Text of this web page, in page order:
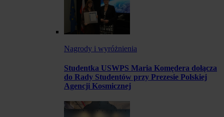
Nagrody i wyróżnienia
Studentka USWPS Maria Komędera dołącza
do Rady Studentów przy Prezesie Polskiej
Agencji Kosmicznej